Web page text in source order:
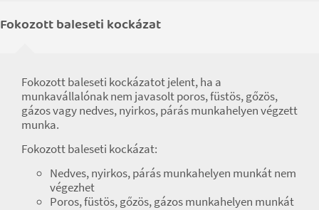
Fokozott baleseti kockázat
Fokozott baleseti kockázatot jelent, ha a
munkavállalónak nem javasolt poros, füstös, gőzös,
gázos vagy nedves, nyirkos, párás munkahelyen végzett
munka.
Fokozott baleseti kockázat:
Nedves, nyirkos, párás munkahelyen munkát nem
végezhet
Poros, füstös, gőzös, gázos munkahelyen munkát